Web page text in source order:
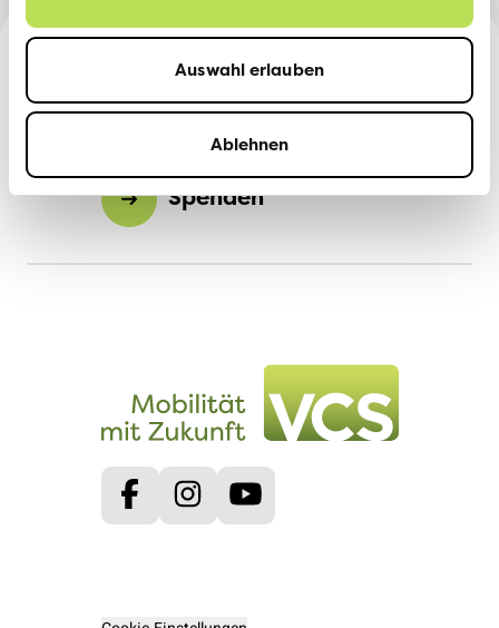
Auswahl erlauben
Ablehnen
Mitglied werden
Spenden
FacebookInstagram